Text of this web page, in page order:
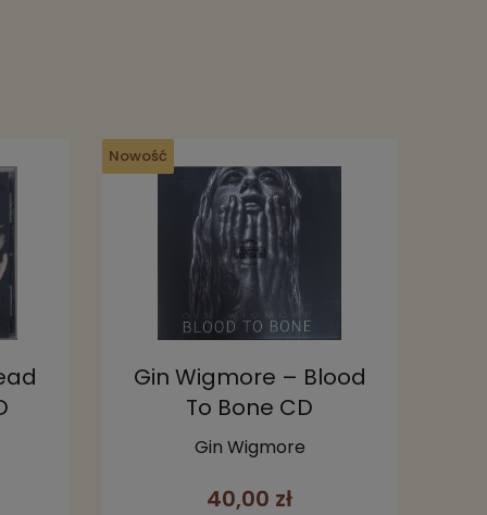
Nowość
Gin Wigmore – Blood
To Bone CD
Gin Wigmore
40,00 zł